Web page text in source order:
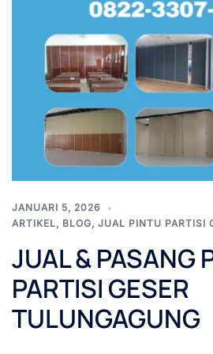
JANUARI 5, 2026
ARTIKEL, BLOG, JUAL PINTU PARTISI
JUAL & PASANG
PARTISI GESER
TULUNGAGUNG